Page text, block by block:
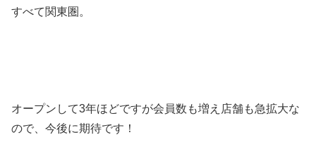
すべて関東圏。
オープンして3年ほどですが会員数も増え店舗も急拡大な
ので、今後に期待です！